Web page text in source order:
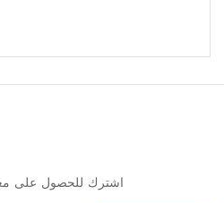
اشترك للحصول على